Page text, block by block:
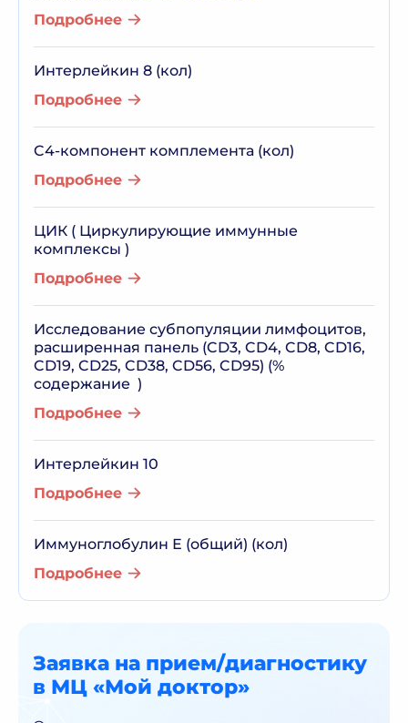
Подробнее
Интерлейкин 8 (кол)
Подробнее
C4-компонент комплемента (кол)
Подробнее
ЦИК ( Циркулирующие иммунные
комплексы )
Подробнее
Исследование субпопуляции лимфоцитов,
расширенная панель (CD3, CD4, CD8, CD16,
CD19, CD25, CD38, CD56, CD95) (%
содержание )
Подробнее
Интерлейкин 10
Подробнее
Иммуноглобулин Е (общий) (кол)
Подробнее
Заявка на прием/диагностику
в МЦ «Мой доктор»